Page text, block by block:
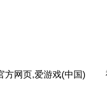
方网页,爱游戏(中国)